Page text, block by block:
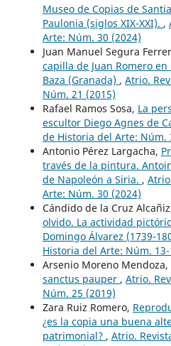
Museo de Copias de
Paulonia (siglos XIX-XXI). ,
Arte: Núm. 30 (2024)
Juan Manuel Segura
capilla de Juan Romero
Baza (Granada) , Atrio.
Núm. 21 (2015)
Rafael Ramos Sosa, La
escultor Diego Agnes de
de Historia del Arte: Núm.
Antonio Pérez Largacha,
través de la pintura.
de Napoleón a Siria. ,
Arte: Núm. 30 (2024)
Cándido de la Cruz
olvido. La actividad
Domingo Álvarez (1739-
Historia del Arte: Núm. 13-
Arsenio Moreno Mendoza,
sanctus pauper , Atrio.
Núm. 25 (2019)
Zara Ruiz Romero,
¿es la copia una buena
patrimonial? , Atrio.